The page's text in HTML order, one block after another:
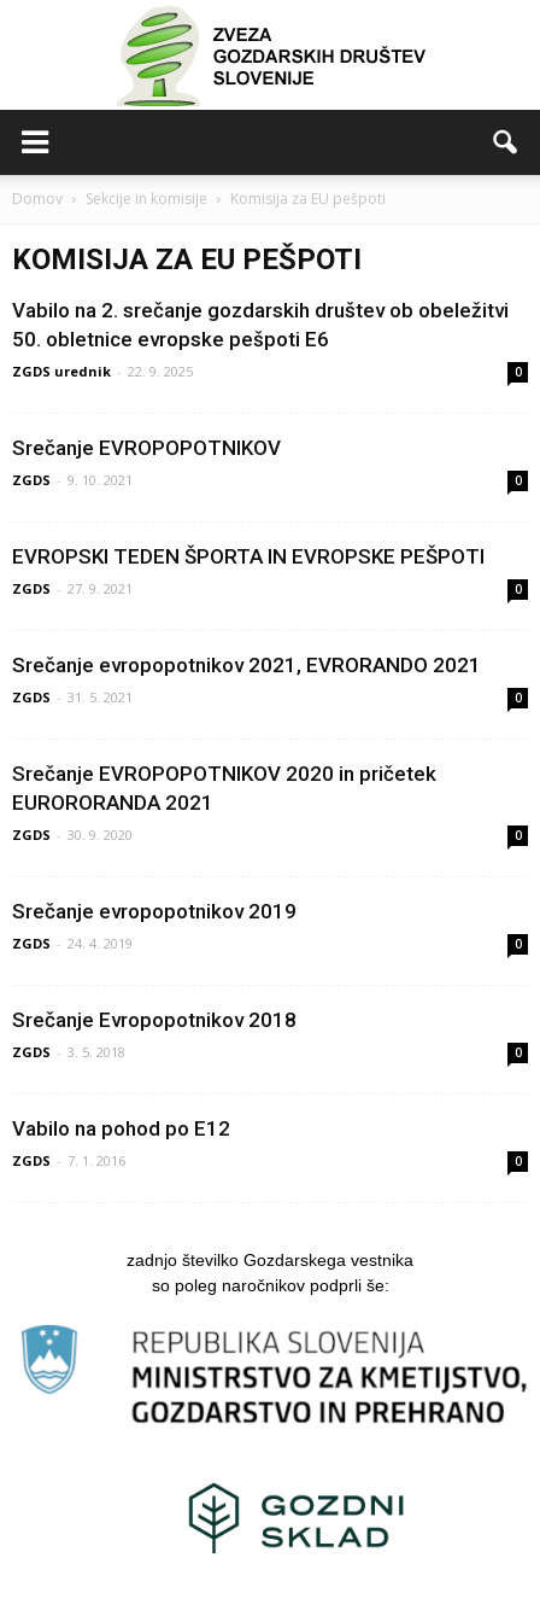
Domov Sekcije in komisije Komisija za EU pešpoti
KOMISIJA ZA EU PEŠPOTI
Vabilo na 2. srečanje gozdarskih društev ob obeležitvi
50. obletnice evropske pešpoti E6
ZGDS urednik - 22. 9. 2025 0
Srečanje EVROPOPOTNIKOV
ZGDS - 9. 10. 2021 0
EVROPSKI TEDEN ŠPORTA IN EVROPSKE PEŠPOTI
ZGDS - 27. 9. 2021 0
Srečanje evropopotnikov 2021, EVRORANDO 2021
ZGDS - 31. 5. 2021 0
Srečanje EVROPOPOTNIKOV 2020 in pričetek
EURORORANDA 2021
ZGDS - 30. 9. 2020 0
Srečanje evropopotnikov 2019
ZGDS - 24. 4. 2019 0
Srečanje Evropopotnikov 2018
ZGDS - 3. 5. 2018 0
Vabilo na pohod po E12
ZGDS - 7. 1. 2016 0
zadnjo številko Gozdarskega vestnika
so poleg naročnikov podprli še: